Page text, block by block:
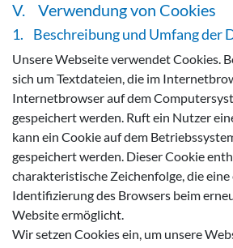
V. Verwendung von Cookies
1. Beschreibung und Umfang der
Unsere Webseite verwendet Cookies.
sich um Textdateien, die im
Internetbrowser auf dem
gespeichert werden. Ruft ein Nutzer
kann ein Cookie auf dem
gespeichert werden. Dieser Cookie
charakteristische Zeichenfolge, die
Identifizierung des Browsers beim
Website ermöglicht.
Wir setzen Cookies ein, um unsere